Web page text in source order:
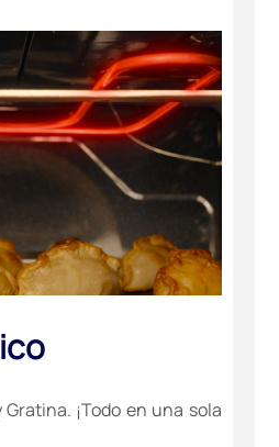
¡Todo en una sola